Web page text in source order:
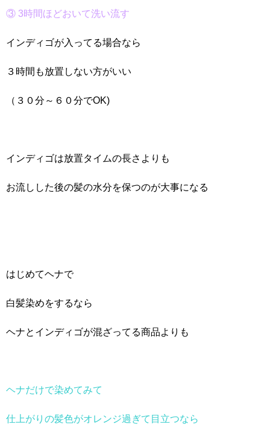
③ 3時間ほどおいて洗い流す
インディゴが入ってる場合なら
３時間も放置しない方がいい
（３０分～６０分でOK)
インディゴは放置タイムの長さよりも
お流しした後の髪の水分を保つのが大事になる
はじめてヘナで
白髪染めをするなら
ヘナとインディゴが混ざってる商品よりも
ヘナだけで染めてみて
仕上がりの髪色がオレンジ過ぎて目立つなら